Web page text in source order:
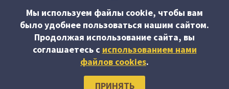
#Консультации по учету и налогообложению
Редакция журнала
Подписка
Мы используем файлы cookie, чтобы вам
было удобнее пользоваться нашим сайтом.
Продолжая использование сайта, вы
соглашаетесь c использованием нами
файлов cookies.
ПРИНЯТЬ